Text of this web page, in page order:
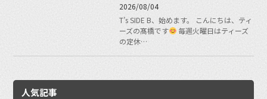
2026/08/04
T’s SIDE B、始めます。 こんにちは、ティ
ーズの髙橋です
毎週火曜日はティーズ
の定休…
人気記事